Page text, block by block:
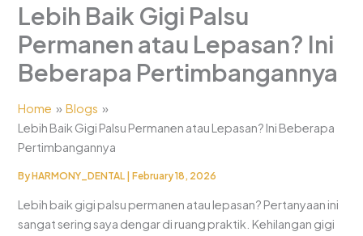
Lebih Baik Gigi Palsu
Permanen atau Lepasan? Ini
Beberapa Pertimbangannya
Home
Blogs
Lebih Baik Gigi Palsu Permanen atau Lepasan? Ini Beberapa
Pertimbangannya
ByHARMONY_DENTAL |February 18, 2026
Lebih baik gigi palsu permanen atau lepasan? Pertanyaan ini
sangat sering saya dengar di ruang praktik. Kehilangan gigi